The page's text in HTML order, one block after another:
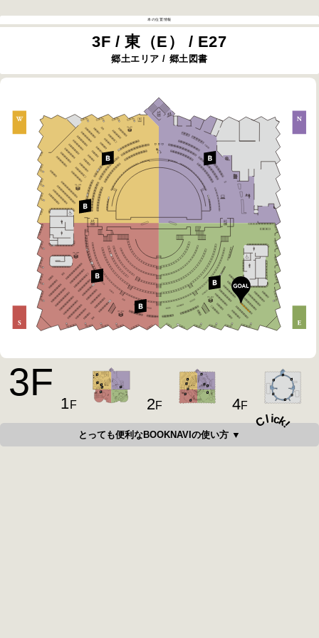
本の位置情報
3F / 東（E） / E27
郷土エリア / 郷土図書
3F
1F 2F 4F
Cl ick
!
とっても便利なBOOKNAVIの使い方 ▼